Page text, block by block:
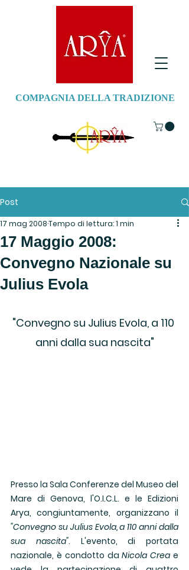
COMPAGNIA DELLA TRADIZIONE
Post
17 Maggio 2008:
Convegno Nazionale su
Julius Evola
17 mag 2008Tempo di lettura: 1 min
"Convegno su Julius Evola, a 110
anni dalla sua nascita"
Presso la Sala Conferenze del Museo del
Mare di Genova, l'O.I.C.L. e le Edizioni
"Convegno su Julius Evola, a 110 anni dalla
sua nascita". L'evento, di portata
nazionale, è condotto da Nicola Crea e